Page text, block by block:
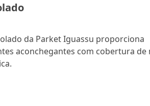
da Parket Iguassu proporciona
aconchegantes com cobertura de